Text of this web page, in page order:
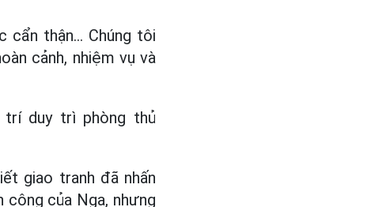
thận... Chúng tôi
cảnh, nhiệm vụ và
trí duy trì phòng thủ
giao tranh đã nhấn
của Nga, nhưng